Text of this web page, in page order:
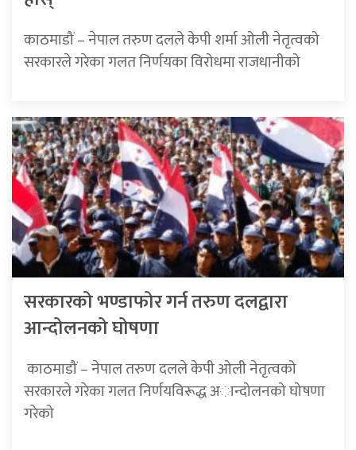
काठमाडौं – नेपाल तरुण दलले केपी शर्मा ओली नेतृत्वको
सरकारले गरेका गलत निर्णयका विरोधमा राजधानीको
सरकारको भण्डाफोर गर्न तरुण दलद्वारा
आन्दोलनको घोषणा
​​​​​​​ काठमाडौं – नेपाल तरुण दलले केपी ओली नेतृत्वको
सरकारले गरेका गलत निर्णयविरूद्ध अान्दोलनको घोषणा
गरेको